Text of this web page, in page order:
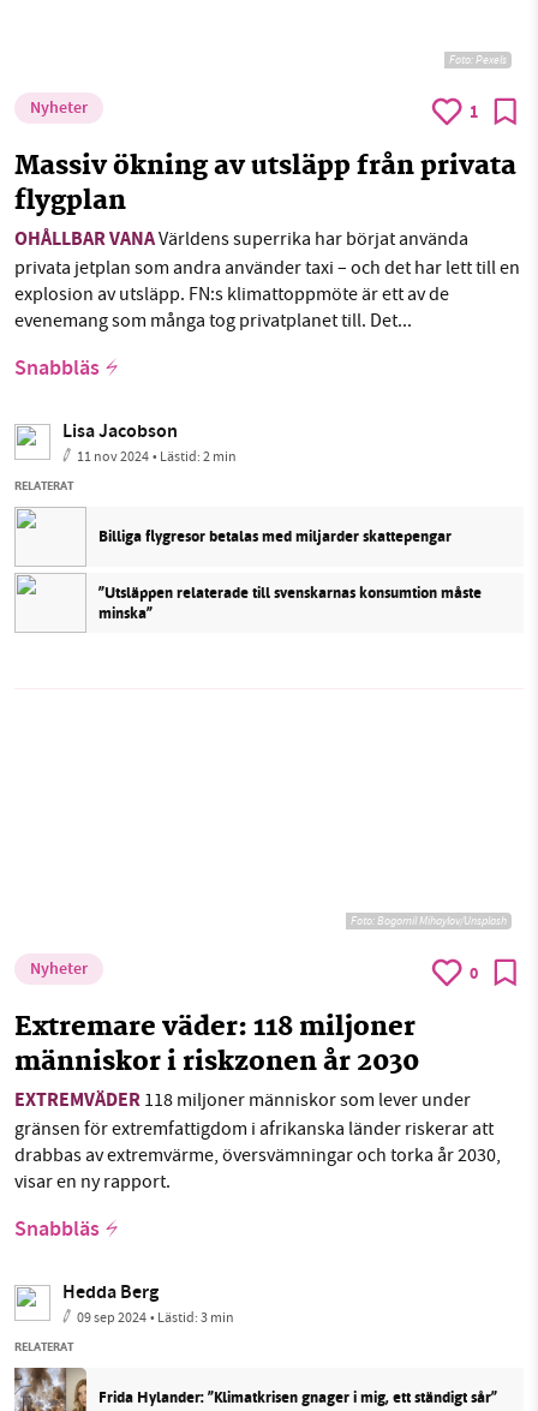
Foto: Pexels
Nyheter 1
Massiv ökning av utsläpp från privata
flygplan
OHÅLLBAR VANAVärldens superrika har börjat använda
privata jetplan som andra använder taxi – och det har lett till en
explosion av utsläpp. FN:s klimattoppmöte är ett av de
evenemang som många tog privatplanet till. Det...
Snabbläs
Lisa Jacobson
11 nov 2024• Lästid:2 min
RELATERAT
Billiga flygresor betalas med miljarder skattepengar
”Utsläppen relaterade till svenskarnas konsumtion måste
minska”
Foto:Bogomil Mihaylov/Unsplash
Nyheter 0
Extremare väder: 118 miljoner
människor i riskzonen år 2030
EXTREMVÄDER 118 miljoner människor som lever under
gränsen för extremfattigdom i afrikanska länder riskerar att
drabbas av extremvärme, översvämningar och torka år 2030,
visar en ny rapport.
Snabbläs
Hedda Berg
09 sep 2024• Lästid:3 min
RELATERAT
Frida Hylander: ”Klimatkrisen gnager i mig, ett ständigt sår”